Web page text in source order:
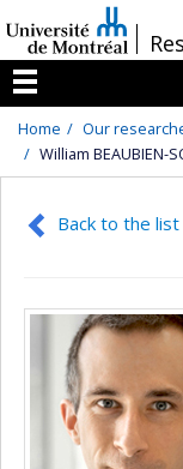
au
contenu
/
Menu
Home Our
William BEAUBIEN-
Back to the